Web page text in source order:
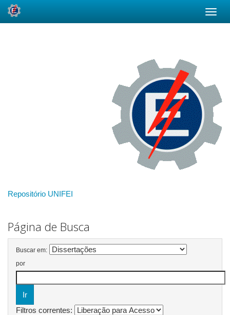
Repositório UNIFEI
Página de Busca
Buscar em:
por
Filtros correntes: